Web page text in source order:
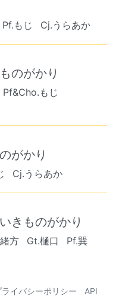
Pf.もじ Cj.うらあか
のがかり
Pf&Cho.もじ
がかり
Cj.うらあか
きものがかり
方 Gt.樋口
Pf.巽
ライバシーポリシー API